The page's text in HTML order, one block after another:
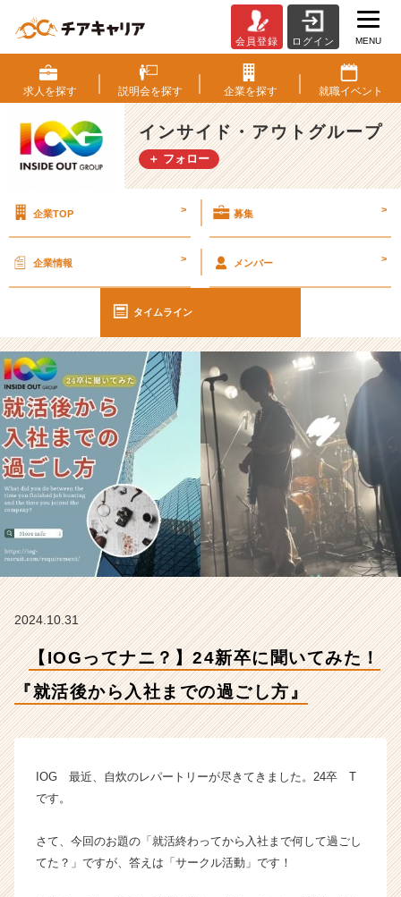
O
G
っ
て
ナ
ニ？】
卒
い
て
た！
『就
活
後
か
ら
ま
で
の
過
ご
ン
サ
イ
ド・
グ
プ
の
会員登録 ログイン MENU
求人を探す 説明会を探す 企業を探す 就職イベント
インサイド・アウトグループ
＋ フォロー
企業TOP > 募集 >
企業情報 > メンバー >
タイムライン
2024.10.31
【IOGってナニ？】24新卒に聞いてみた！
『就活後から入社までの過ごし方』
IOG 最近、自炊のレパートリーが尽きてきました。24卒 T
です。
さて、今回のお題の「就活終わってから入社まで何して過ごし
てた？」ですが、答えは「サークル活動」です！